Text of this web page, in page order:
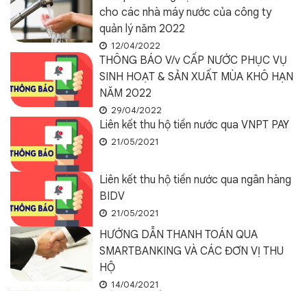
cho các nhà máy nước của công ty
quản lý năm 2022
12/04/2022
THÔNG BÁO V/v CẤP NƯỚC PHỤC VỤ
SINH HOẠT & SẢN XUẤT MÙA KHÔ HẠN
NĂM 2022
29/04/2022
Liên kết thu hộ tiền nước qua VNPT PAY
21/05/2021
Liên kết thu hộ tiền nước qua ngân hàng
BIDV
21/05/2021
HƯỚNG DẪN THANH TOÁN QUA
SMARTBANKING VÀ CÁC ĐƠN VỊ THU
HỘ
14/04/2021